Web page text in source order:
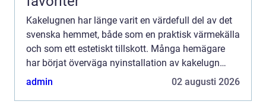
Kakelugnen har länge varit en värdefull del av det
svenska hemmet, både som en praktisk värmekälla
och som ett estetiskt tillskott. Många hemägare
har börjat överväga nyinstallation av kakelugn
n&au...
admin 02 augusti 2026